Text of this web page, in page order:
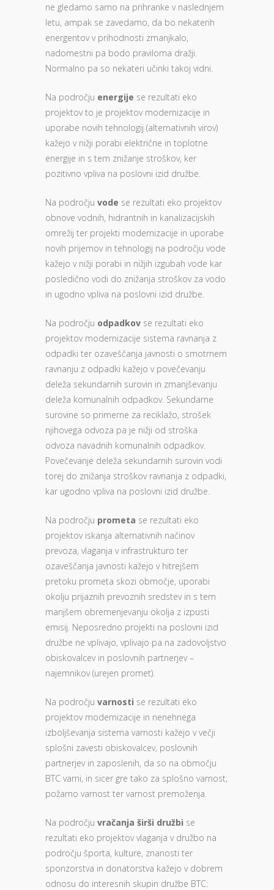
ne gledamo samo na prihranke v naslednjem
letu, ampak se zavedamo, da bo nekaterih
energentov v prihodnosti zmanjkalo,
nadomestni pa bodo praviloma dražji.
Normalno pa so nekateri učinki takoj vidni.
Na področju energije se rezultati eko
projektov to je projektov modernizacije in
uporabe novih tehnologij (alternativnih virov)
kažejo v nižji porabi električne in toplotne
energije in s tem znižanje stroškov, ker
pozitivno vpliva na poslovni izid družbe.
Na področju vode se rezultati eko projektov
obnove vodnih, hidrantnih in kanalizacijskih
omrežij ter projekti modernizacije in uporabe
novih prijemov in tehnologij na področju vode
kažejo v nižji porabi in nižjih izgubah vode kar
posledično vodi do znižanja stroškov za vodo
in ugodno vpliva na poslovni izid družbe.
Na področju odpadkov se rezultati eko
projektov modernizacije sistema ravnanja z
odpadki ter ozaveščanja javnosti o smotrnem
ravnanju z odpadki kažejo v povečevanju
deleža sekundarnih surovin in zmanjševanju
deleža komunalnih odpadkov. Sekundarne
surovine so primerne za reciklažo, strošek
njihovega odvoza pa je nižji od stroška
odvoza navadnih komunalnih odpadkov.
Povečevanje deleža sekundarnih surovin vodi
torej do znižanja stroškov ravnanja z odpadki,
kar ugodno vpliva na poslovni izid družbe.
Na področju prometa se rezultati eko
projektov iskanja alternativnih načinov
prevoza, vlaganja v infrastrukturo ter
ozaveščanja javnosti kažejo v hitrejšem
pretoku prometa skozi območje, uporabi
okolju prijaznih prevoznih sredstev in s tem
manjšem obremenjevanju okolja z izpusti
emisij. Neposredno projekti na poslovni izid
družbe ne vplivajo, vplivajo pa na zadovoljstvo
obiskovalcev in poslovnih partnerjev –
najemnikov (urejen promet).
Na področju varnosti se rezultati eko
projektov modernizacije in nenehnega
izboljševanja sistema varnosti kažejo v večji
splošni zavesti obiskovalcev, poslovnih
partnerjev in zaposlenih, da so na območju
BTC varni, in sicer gre tako za splošno varnost,
požarno varnost ter varnost premoženja.
Na področju vračanja širši družbi se
rezultati eko projektov vlaganja v družbo na
področju športa, kulture, znanosti ter
sponzorstva in donatorstva kažejo v dobrem
odnosu do interesnih skupin družbe BTC: